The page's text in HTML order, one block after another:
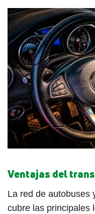
Ventajas del
La red de autobuses
cubre las principales